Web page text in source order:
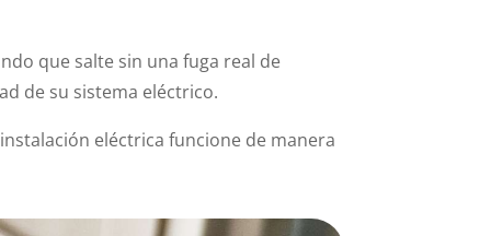
que salte sin una fuga real de
de su sistema eléctrico.
eléctrica funcione de manera